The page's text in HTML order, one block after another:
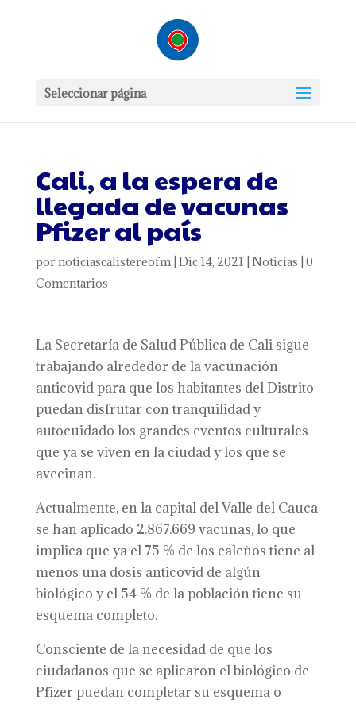
Seleccionar página
Cali, a la espera de
llegada de vacunas
Pfizer al país
por noticiascalistereofm| Dic 14, 2021 Noticias 0
Comentarios
La Secretaría de Salud Pública de Cali sigue
trabajando alrededor de la vacunación
anticovid para que los habitantes del Distrito
puedan disfrutar con tranquilidad y
autocuidado los grandes eventos culturales
que ya se viven en la ciudad y los que se
avecinan.
Actualmente, en la capital del Valle del Cauca
se han aplicado 2.867.669 vacunas, lo que
implica que ya el 75 % de los caleños tiene al
menos una dosis anticovid de algún
biológico y el 54 % de la población tiene su
esquema completo.
Consciente de la necesidad de que los
ciudadanos que se aplicaron el biológico de
Pfizer puedan completar su esquema o